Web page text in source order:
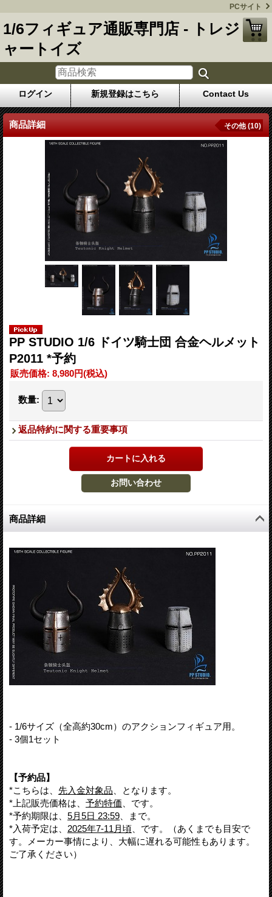
PCサイト
1/6フィギュア通販専門店 - トレジ
ャートイズ
ログイン 新規登録はこちら Contact Us
商品詳細 その他 (10)
PP STUDIO 1/6 ドイツ騎士団 合金ヘルメット
P2011 *予約
販売価格: 8,980円(税込)
数量:
返品特約に関する重要事項
商品詳細
- 1/6サイズ（全高約30cm）のアクションフィギュア用。
- 3個1セット
【予約品】
*こちらは、 先入金対象品 、となります。
*上記販売価格は、 予約特価 、です。
*予約期限は、 5月5日 23:59 、まで。
*入荷予定は、 2025年7-11月頃 、です。（あくまでも目安で
す。メーカー事情により、大幅に遅れる可能性もあります。
ご了承ください）